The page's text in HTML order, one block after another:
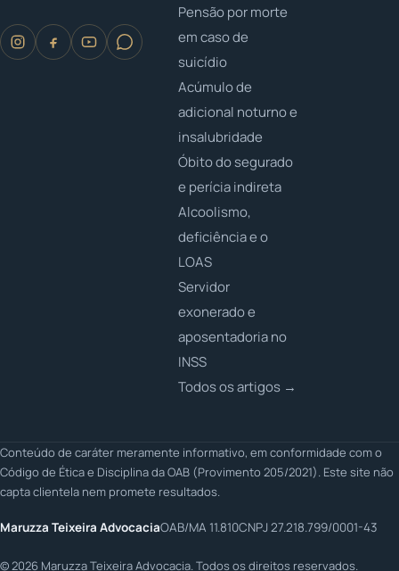
Pensão por morte
em caso de
suicídio
Acúmulo de
adicional noturno e
insalubridade
Óbito do segurado
e perícia indireta
Alcoolismo,
deficiência e o
LOAS
Servidor
exonerado e
aposentadoria no
INSS
Todos os artigos →
Conteúdo de caráter meramente informativo, em conformidade com o
Código de Ética e Disciplina da OAB (Provimento 205/2021). Este site não
capta clientela nem promete resultados.
Maruzza Teixeira AdvocaciaOAB/MA 11.810CNPJ 27.218.799/0001-43
©2026 Maruzza Teixeira Advocacia. Todos os direitos reservados.